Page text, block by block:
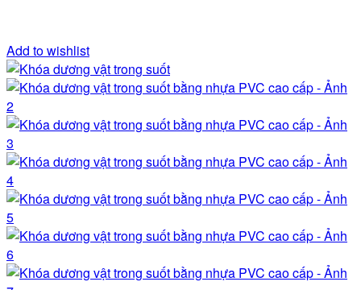
Add to wishlist